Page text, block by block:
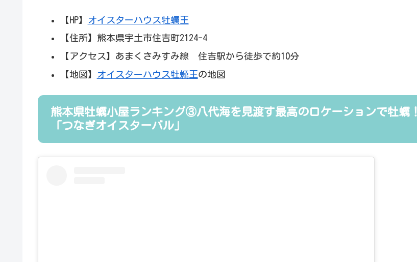
【HP】
オイスターハウス牡蠣王
【住所】熊本県宇土市住吉町2124-4
【アクセス】あまくさみすみ線 住吉駅から徒歩で約10分
【地図】
オイスターハウス牡蠣王の地図
熊本県牡蠣小屋ランキング③八代海を見渡す最高のロケーションで牡蠣！
「つなぎオイスターバル」